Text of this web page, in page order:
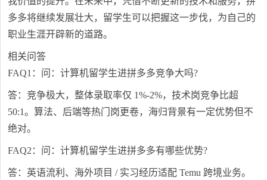
多多将继续发展壮大，留学生可以把握这一步伐，为自己的
职业生涯开辟新的道路。
相关问答
FAQ1：问：计算机留学生进拼多多竞争大吗?
答：竞争极大，整体录取率仅 1%-2%，技术岗竞争比超
50:1。算法、后端等热门岗更卷，海归背景有一定优势但不
绝对。
FAQ2：问：计算机留学生进拼多多有哪些优势?
答：英语流利、海外项目 / 实习经历适配 Temu 跨境业务。